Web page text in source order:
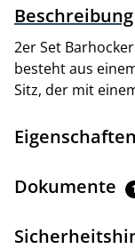
Beschreibung
2er Set
besteht aus
Sitz, der mit
Eigenschaften
Dokumente 1